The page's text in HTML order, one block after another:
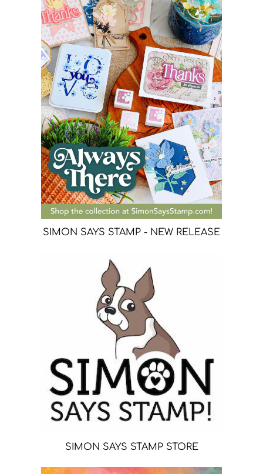
SIMON SAYS STAMP - NEW RELEASE
SIMON SAYS STAMP STORE